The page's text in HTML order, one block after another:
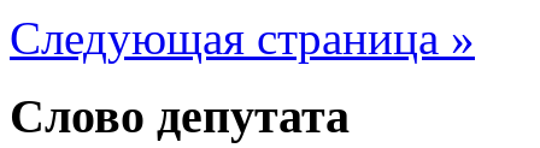
Следующая страница »
Слово депутата